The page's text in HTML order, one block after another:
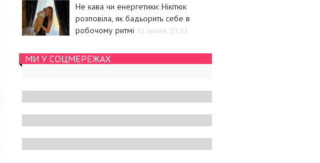
Не кава чи енергетики: Нікітюк
розповіла, як бадьорить себе в
робочому ритмі 31 липня, 23:11
МИ У СОЦМЕРЕЖАХ